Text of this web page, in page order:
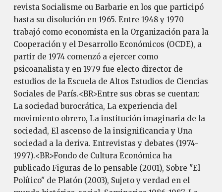
revista Socialisme ou Barbarie en los que participó
hasta su disolución en 1965. Entre 1948 y 1970
trabajó como economista en la Organización para la
Cooperación y el Desarrollo Económicos (OCDE), a
partir de 1974 comenzó a ejercer como
psicoanalista y en 1979 fue electo director de
estudios de la Escuela de Altos Estudios de Ciencias
Sociales de París.<BR>Entre sus obras se cuentan:
La sociedad burocrática, La experiencia del
movimiento obrero, La institución imaginaria de la
sociedad, El ascenso de la insignificancia y Una
sociedad a la deriva. Entrevistas y debates (1974-
1997).<BR>Fondo de Cultura Económica ha
publicado Figuras de lo pensable (2001), Sobre "El
Político" de Platón (2003), Sujeto y verdad en el